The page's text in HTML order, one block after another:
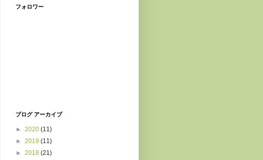
フォロワー
ブログ アーカイブ
► 2020 (11)
► 2019 (11)
► 2018 (21)